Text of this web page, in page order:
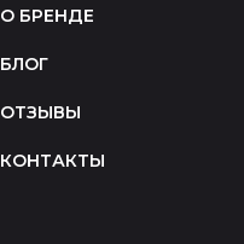
О БРЕНДЕ
БЛОГ
ОТЗЫВЫ
КОНТАКТЫ